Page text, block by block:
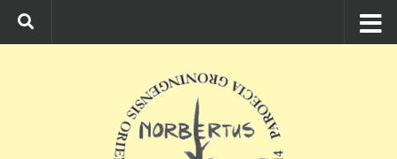
Ga naar de inhoud